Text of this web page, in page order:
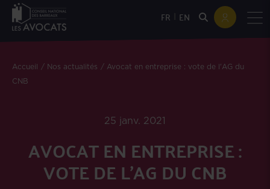
FR EN
Accueil Nos actualités
Avocat en entreprise : vote de l'AG du
CNB
25 janv. 2021
AVOCAT EN ENTREPRISE :
VOTE DE L'AG DU CNB